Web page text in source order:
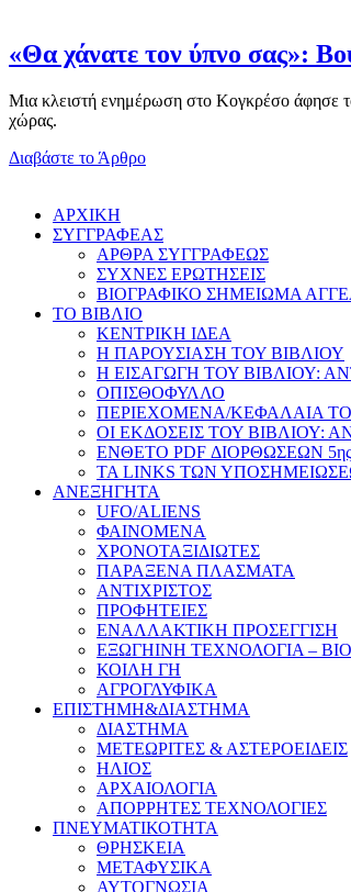
«Θα χάνατε τον ύπνο σας»:
Μια κλειστή ενημέρωση στο Κογκρέσο άφησε
χώρας.
Διαβάστε το Άρθρο
AΡΧΙΚΗ
ΣΥΓΓΡΑΦΕΑΣ
ΑΡΘΡΑ ΣΥΓΓΡΑΦΕΩΣ
ΣΥΧΝΕΣ ΕΡΩΤΗΣΕΙΣ
ΒΙΟΓΡΑΦΙΚΟ ΣΗΜΕΙΩΜΑ
ΤΟ ΒΙΒΛΙΟ
ΚΕΝΤΡΙΚΗ ΙΔΕΑ
Η ΠΑΡΟΥΣΙΑΣΗ ΤΟΥ ΒΙΒΛΙΟΥ
Η ΕΙΣΑΓΩΓΗ ΤΟΥ ΒΙΒΛΙΟΥ:
ΟΠΙΣΘΟΦΥΛΛΟ
ΠΕΡΙΕΧΟΜΕΝΑ/ΚΕΦΑΛΑΙΑ
ΟΙ ΕΚΔΟΣΕΙΣ ΤΟΥ ΒΙΒΛΙΟΥ:
ΕΝΘΕΤΟ PDF ΔΙΟΡΘΩΣΕΩΝ
ΤΑ LINKS ΤΩΝ
ΑΝΕΞΗΓΗΤΑ
UFO/ALIENS
ΦΑΙΝΟΜΕΝΑ
ΧΡΟΝΟΤΑΞΙΔΙΩΤΕΣ
ΠΑΡΑΞΕΝΑ ΠΛΑΣΜΑΤΑ
ΑΝΤΙΧΡΙΣΤΟΣ
ΠΡΟΦΗΤΕΙΕΣ
ΕΝΑΛΛΑΚΤΙΚΗ ΠΡΟΣΕΓΓΙΣΗ
ΕΞΩΓΗΙΝΗ ΤΕΧΝΟΛΟΓΙΑ –
ΚΟΙΛΗ ΓΗ
ΑΓΡΟΓΛΥΦΙΚΑ
ΕΠΙΣΤΗΜΗ&ΔΙΑΣΤΗΜΑ
ΔΙΑΣΤΗΜΑ
ΜΕΤΕΩΡΙΤΕΣ & ΑΣΤΕΡΟΕΙΔΕΙΣ
ΗΛΙΟΣ
ΑΡΧΑΙΟΛΟΓΙΑ
ΑΠΟΡΡΗΤΕΣ ΤΕΧΝΟΛΟΓΙΕΣ
ΠΝΕΥΜΑΤΙΚΟΤΗΤΑ
ΘΡΗΣΚΕΙΑ
ΜΕΤΑΦΥΣΙΚΑ
ΑΥΤΟΓΝΩΣΙΑ